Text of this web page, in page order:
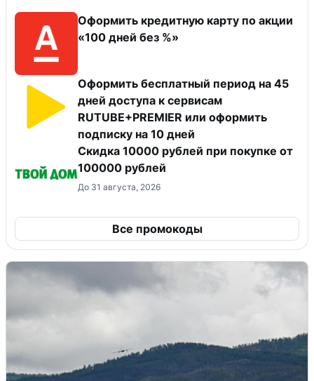
Оформить кредитную карту по акции
«100 дней без %»
Оформить бесплатный период на 45
дней доступа к сервисам
RUTUBE+PREMIER или оформить
подписку на 10 дней
Скидка 10000 рублей при покупке от
100000 рублей
До 31 августа, 2026
Все промокоды